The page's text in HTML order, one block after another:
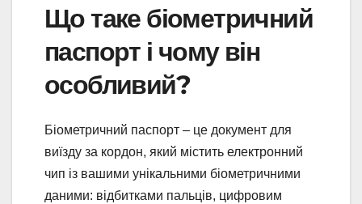
Що таке біометричний
паспорт і чому він
особливий?
Біометричний паспорт – це документ для
виїзду за кордон, який містить електронний
чип із вашими унікальними біометричними
даними: відбитками пальців, цифровим